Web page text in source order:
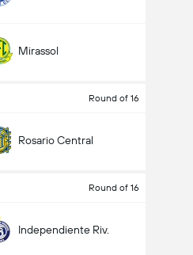
Mirassol
Round of 16
Rosario Central
Round of 16
Independiente Riv.